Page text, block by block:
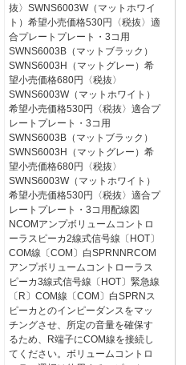
抜〉SWNS6003W（マットホワイ
ト）希望小売価格530円〈税抜〉適
合プレートプレート・3コ用
SWNS6003B（マットブラック）
SWNS6003H（マットグレー）希
望小売価格680円〈税抜〉
SWNS6003W（マットホワイト）
希望小売価格530円〈税抜〉適合プ
レートプレート・3コ用
SWNS6003B（マットブラック）
SWNS6003H（マットグレー）希
望小売価格680円〈税抜〉
SWNS6003W（マットホワイト）
希望小売価格530円〈税抜〉適合プ
レートプレート・3コ用配線図
NCOMアンプボリュームコントロ
ーラスピーカ2線式信号線〔HOT〕
COM線〔COM〕白SPRNNRCOM
アンプボリュームコントローラス
ピーカ3線式信号線〔HOT〕緊急線
〔R〕COM線〔COM〕白SPRNス
ピーカとのインピーダンスをマッ
チングさせ、所定の音量を確保す
るため、R端子にCOM線を接続し
てください。ボリュームコントロ